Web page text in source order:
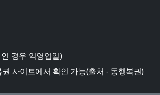
경우 익영업일)
사이트에서 확인 가능(출처 - 동행복권)